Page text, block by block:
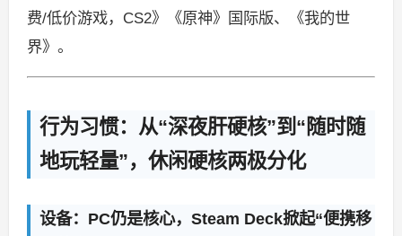
费/低价游戏，CS2》《原神》国际版、《我的世
界》。
行为习惯：从“深夜肝硬核”到“随时随
地玩轻量”，休闲硬核两极分化
设备：PC仍是核心，Steam Deck掀起“便携移